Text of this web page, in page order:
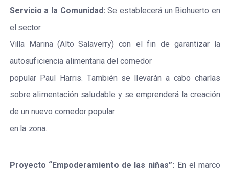
Servicio a la Comunidad: Se establ ecerá un Biohuerto en
e sector
Vi la Marina (A to Sa laverry) con e fin de garantizar
la
autosuficiencia al imentaria de comedor
popular Paul Harris. También se evarán a cabo charlas
sobre a imentación sa ludable y se emprenderá la creación
de un nuevo comedor popular
en la zona.
Proyecto “Empoderamiento de las niñas”: En e marco